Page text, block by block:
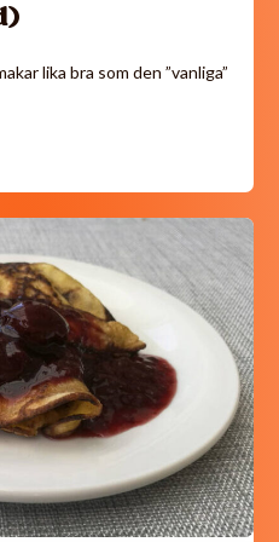
lika bra som den ”vanliga”